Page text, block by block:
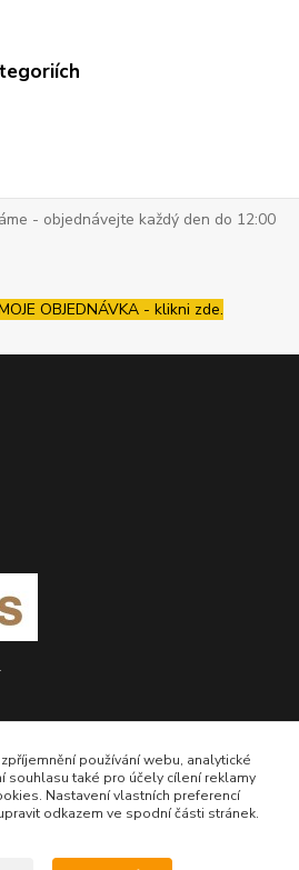
- objednávejte každý den do 12:00
OBJEDNÁVKA - klikni zde.
používání webu, analytické
souhlasu také pro účely cílení reklamy
Nastavení vlastních preferencí
odkazem ve spodní části stránek.